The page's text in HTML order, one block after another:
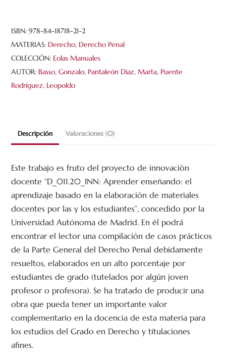
del
derecho
penal
hechos
por
estudiantes
ISBN:978-84-18718-21-2
MATERIAS: Derecho, Derecho Penal
COLECCIÓN: Eolas Manuales
AUTOR: Basso, Gonzalo, Pantaleón Díaz, Marta, Puente
Rodríguez, Leopoldo
Descripción Valoraciones (0)
Este trabajo es fruto del pro­yecto de innovación
docente “D_011.20_INN: Aprender enseñando: el
aprendizaje basado en la elaboración de materiales
docentes por las y los estudiantes”, concedido por la
Universidad Autónoma de Madrid. En él podrá
encontrar el lector una compilación de casos prácticos
de la Parte General del Derecho Penal debidamente
resueltos, elaborados en un alto porcentaje por
estudiantes de grado (tutelados por algún joven
profesor o profesora). Se ha tratado de producir una
obra que pueda tener un importante valor
complementario en la docencia de esta materia para
los estudios del Grado en Derecho y titulaciones
afines.